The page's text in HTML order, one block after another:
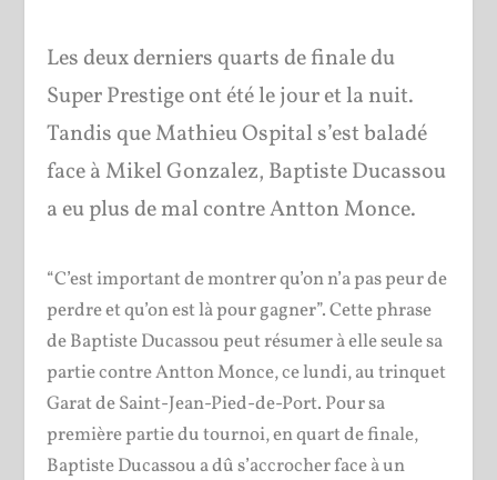
Les deux derniers quarts de finale du
Super Prestige ont été le jour et la nuit.
Tandis que Mathieu Ospital s’est baladé
face à Mikel Gonzalez, Baptiste Ducassou
a eu plus de mal contre Antton Monce.
“C’est important de montrer qu’on n’a pas peur de
perdre et qu’on est là pour gagner”. Cette phrase
de Baptiste Ducassou peut résumer à elle seule sa
partie contre Antton Monce, ce lundi, au trinquet
Garat de Saint-Jean-Pied-de-Port. Pour sa
première partie du tournoi, en quart de finale,
Baptiste Ducassou a dû s’accrocher face à un